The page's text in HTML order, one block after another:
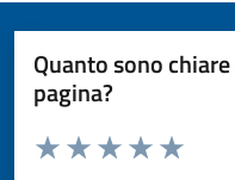
Quanto sono
pagina?
Valuta da 1 a 5 stelle la pagina